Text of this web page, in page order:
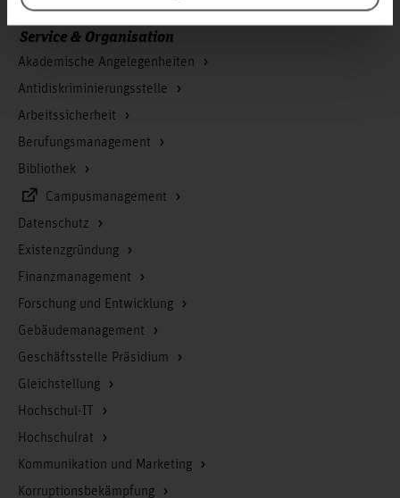
Service & Organisation
Akademische Angelegenheiten
Antidiskriminierungsstelle
Arbeitssicherheit
Berufungsmanagement
Bibliothek
Campusmanagement
Datenschutz
Existenzgründung
Finanzmanagement
Forschung und Entwicklung
Gebäudemanagement
Geschäftsstelle Präsidium
Gleichstellung
Hochschul-IT
Hochschulrat
Kommunikation und Marketing
Korruptionsbekämpfung